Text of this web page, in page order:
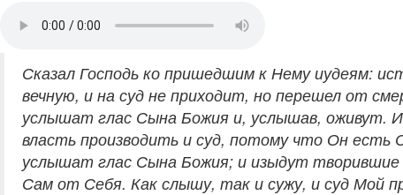
Сказал Господь ко пришедшим к Нему иудеям:
вечную, и на суд не приходит, но перешел от
услышат глас Сына Божия и, услышав, оживут.
власть производить и суд, потому что Он есть
услышат глас Сына Божия; и изыдут творившие
Сам от Себя. Как слышу, так и сужу, и суд Мой